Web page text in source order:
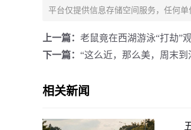
平台仅提供信息存储空间服务，任何
上一篇： 老鼠竟在西湖游泳“打劫”
下一篇： “这么近，那么美，周末到
相关新闻